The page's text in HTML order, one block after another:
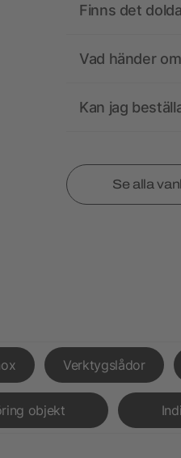
Finns det
Vad händer
Kan jag
Se alla
Verktygslådor
objekt